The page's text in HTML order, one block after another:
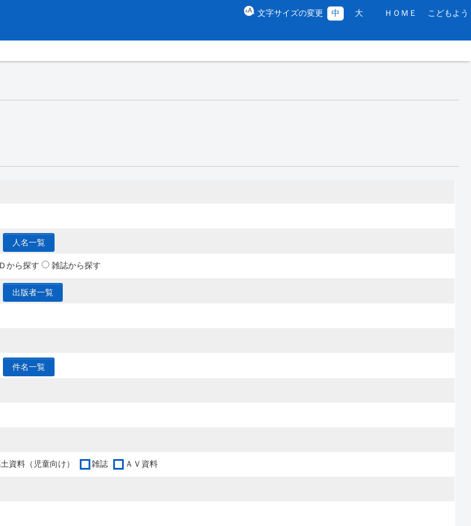
文字サイズの変更 中 大 ＨＯＭＥ こどもよう
人名一覧
から探す 雑誌から探す
出版者一覧
件名一覧
資料（児童向け） 雑誌 ＡＶ資料